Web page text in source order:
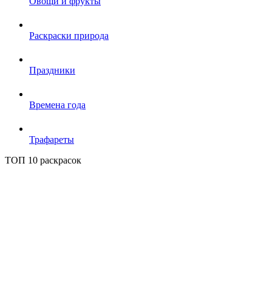
Раскраски природа
Праздники
Времена года
Трафареты
ТОП 10 раскрасок